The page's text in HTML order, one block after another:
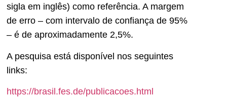
sigla em inglês) como referência. A margem
de erro – com intervalo de confiança de 95%
– é de aproximadamente 2,5%.
A pesquisa está disponível nos seguintes
links:
https://brasil.fes.de/publicacoes.html